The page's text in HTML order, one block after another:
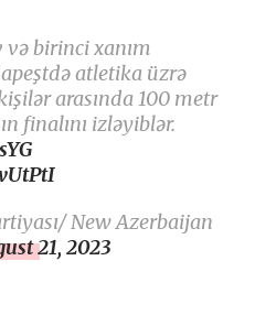
birinci xanım
atletika üzrə
arasında 100 metr
finalını izləyiblər.
New Azerbaijan
21, 2023